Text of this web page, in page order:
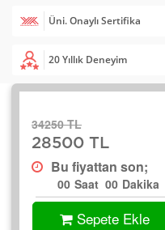
20 Yıllık Deneyim
Üni. Onaylı Sertifika
34250 TL
28500 TL
Bu fiyattan son;
00 Saat 00 Dakika
Sepete Ekle